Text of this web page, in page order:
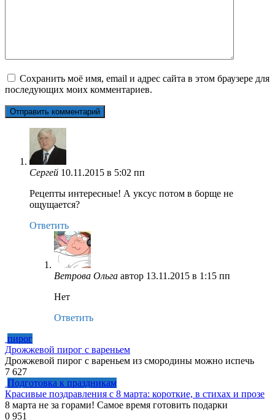
Сохранить моё имя, email и адрес сайта в этом браузере для
последующих моих комментариев.
Сергей 10.11.2015 в 5:02 пп
Рецепты интересные! А уксус потом в борще не
ощущается?
Ответить
Ветрова Ольга автор 13.11.2015 в 1:15 пп
Нет
Ответить
пирог
Дрожжевой пирог с вареньем
Дрожжевой пирог с вареньем из смородины можно испечь
7 627
Подготовка к праздникам
Красивые поздравления с 8 марта: короткие, в стихах и прозе
8 марта не за горами! Самое время готовить подарки
0 951